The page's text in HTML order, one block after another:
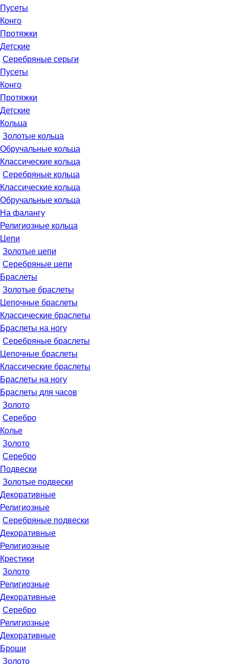
Пусеты
Конго
Протяжки
Детские
Серебряные серьги
Пусеты
Конго
Протяжки
Детские
Кольца
Золотые кольца
Обручальные кольца
Классические кольца
Серебряные кольца
Классические кольца
Обручальные кольца
На фалангу
Религиозные кольца
Цепи
Золотые цепи
Серебряные цепи
Браслеты
Золотые браслеты
Цепочные браслеты
Классические браслеты
Браслеты на ногу
Серебряные браслеты
Цепочные браслеты
Классические браслеты
Браслеты на ногу
Браслеты для часов
Золото
Серебро
Колье
Золото
Серебро
Подвески
Золотые подвески
Декоративные
Религиозные
Серебряные подвески
Декоративные
Религиозные
Крестики
Золото
Религиозные
Декоративные
Серебро
Религиозные
Декоративные
Броши
Золото